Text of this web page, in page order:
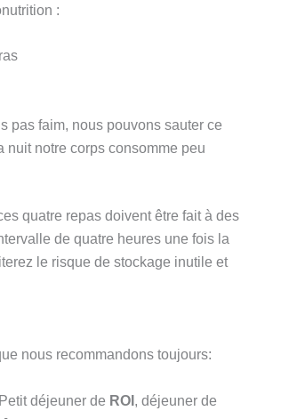
:
pas faim, nous pouvons sauter ce
nuit notre corps consomme peu
quatre repas doivent être fait à des
de quatre heures une fois la
le risque de stockage inutile et
nous recommandons toujours:
déjeuner de ROI , déjeuner de